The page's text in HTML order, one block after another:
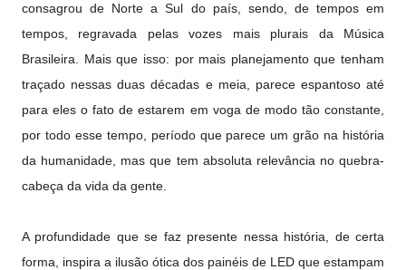
consagrou de Norte a Sul do país, sendo, de tempos em
tempos, regravada pelas vozes mais plurais da Música
Brasileira. Mais que isso: por mais planejamento que tenham
traçado nessas duas décadas e meia, parece espantoso até
para eles o fato de estarem em voga de modo tão constante,
por todo esse tempo, período que parece um grão na história
da humanidade, mas que tem absoluta relevância no quebra-
cabeça da vida da gente.
A profundidade que se faz presente nessa história, de certa
forma, inspira a ilusão ótica dos painéis de LED que estampam